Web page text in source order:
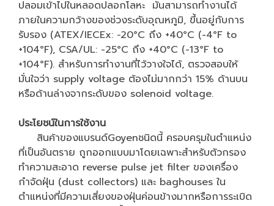
ปลอมเข้าไปในหลอดปลอกโลหะ มันสามารถทำงานได้
ภายในความกว้างของช่วงระดับอุณหภูมิ, ขึ้นอยู่กับการ
รับรอง (ATEX/IECEx: −20°C ถึง +40°C (-4°F to
+104°F), CSA/UL: -25°C ถึง +40°C (-13°F to
+104°F). สำหรับการทำงานที่ไว้วางใจได้, ตรวจสอบให้
มั่นใจว่า supply voltage ต้องไม่มากกว่า 15% ด้านบน
หรือด้านล่างจากระดับของ solenoid voltage.
ประโยชน์ในการใช้งาน
สินค้าของแบรนด์Goyenชนิดนี้ ครอบครุมในตำแหน่ง
ที่เป็นอันตราย ถูกออกแบบมาโดยเฉพาะสำหรับตัวกรอง
ทำความสะอาด reverse pulse jet filter ของเครื่อง
กำจัดฝุ่น (dust collectors) และ baghouses ใน
ตำแหน่งที่มีความเสี่ยงของฝุ่นค่อนข้างมากหรือการระเบิด